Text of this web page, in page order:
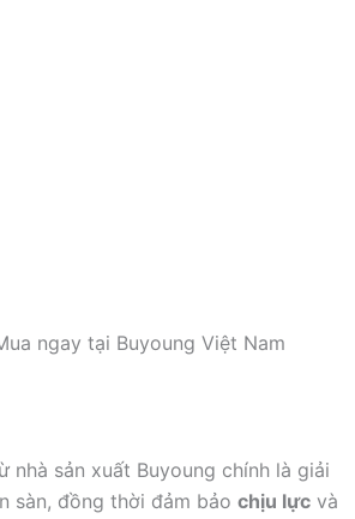
ngay tại Buyoung Việt Nam
nhà sản xuất Buyoung chính là giải
sàn, đồng thời đảm bảo chịu lực và